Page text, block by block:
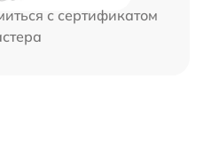
с сертификатом